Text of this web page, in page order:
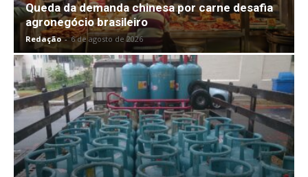
Queda da demanda chinesa por carne desafia
agronegócio brasileiro
Redação - 6 de agosto de 2026